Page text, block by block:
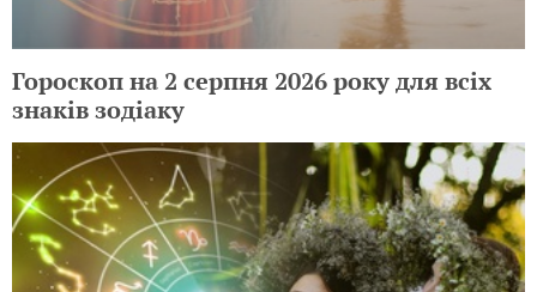
Гороскоп на 2 серпня 2026 року для всіх
знаків зодіаку